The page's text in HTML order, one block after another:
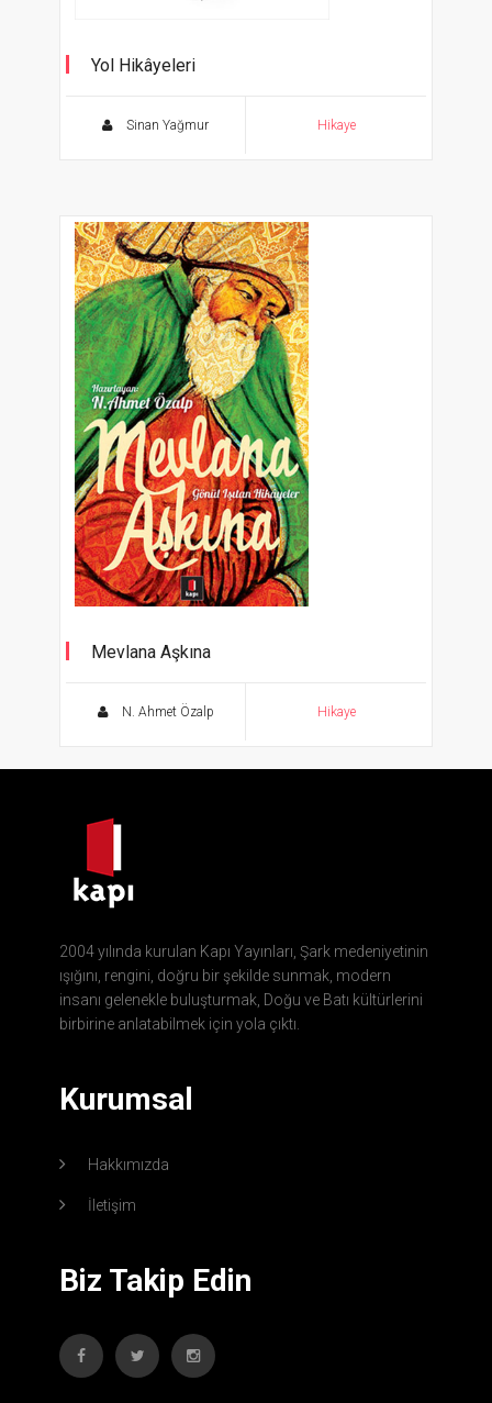
Yol Hikâyeleri
Sinan Yağmur Hikaye
Mevlana Aşkına
N. Ahmet Özalp Hikaye
2004 yılında kurulan Kapı Yayınları, Şark medeniyetinin
ışığını, rengini, doğru bir şekilde sunmak, modern
insanı gelenekle buluşturmak, Doğu ve Batı kültürlerini
birbirine anlatabilmek için yola çıktı.
Kurumsal
Hakkımızda
İletişim
Biz Takip Edin